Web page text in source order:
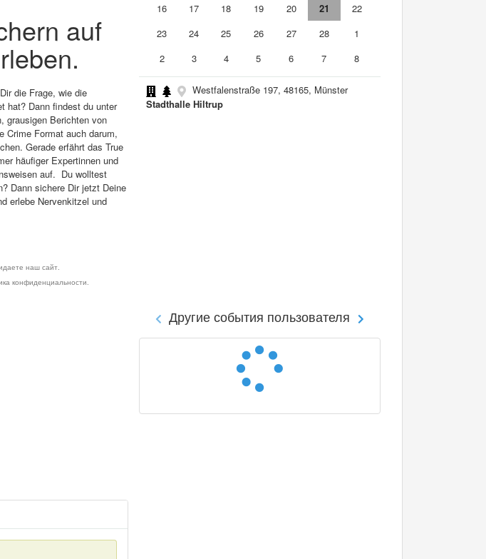
auf
die Frage, wie die
hat? Dann findest du unter
grausigen Berichten von
Crime Format auch darum,
Gerade erfährt das True
häufiger Expertinnen und
auf. Du wolltest
Dann sichere Dir jetzt Deine
erlebe Nervenkitzel und
наш сайт.
конфиденциальности.
16
17 18 19 20 21
22
23
24 25 26 27 28
1
2
3 4 5 6 7 8
Westfalenstraße 197, 48165, Münster
Stadthalle Hiltrup
Другие события пользователя